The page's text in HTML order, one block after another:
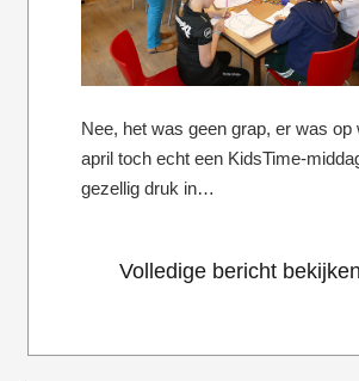
Nee, het was geen grap, er was op
april toch echt een KidsTime-
gezellig druk in…
Volledige bericht bekijken